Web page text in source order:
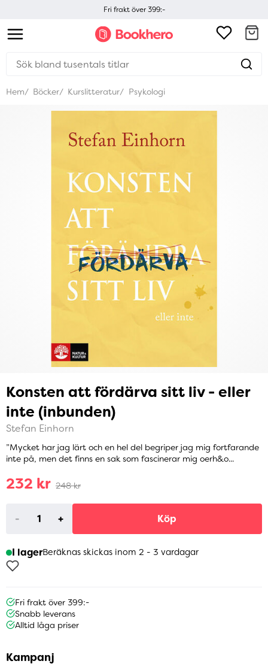
Fri frakt över 399:-
Hem Böcker Kurslitteratur Psykologi
Konsten att fördärva sitt liv - eller
inte (inbunden)
Stefan Einhorn
”Mycket har jag lärt och en hel del begriper jag mig fortfarande
inte på, men det finns en sak som fascinerar mig oerh&o...
232 kr 248 kr
- + Köp
I lagerBeräknas skickas inom 2 - 3 vardagar
Fri frakt över 399:-
Snabb leverans
Alltid låga priser
Kampanj